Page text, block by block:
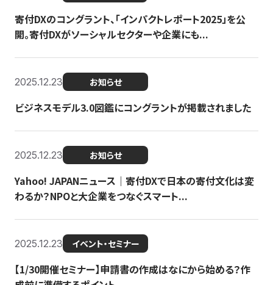
寄付DXのコングラント、「インパクトレポート2025」を公
開。寄付DXがソーシャルセクターや企業にも...
2025.12.23 お知らせ
ビジネスモデル3.0図鑑にコングラントが掲載されました
2025.12.23 お知らせ
Yahoo! JAPANニュース｜寄付DXで日本の寄付文化は変
わるか？NPOと大企業をつなぐスマート...
2025.12.23 イベント・セミナー
【1/30開催セミナー】申請書の作成はなにから始める？作